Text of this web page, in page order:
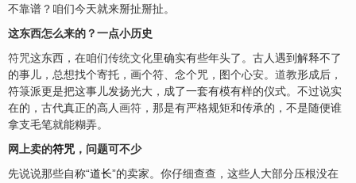
不靠谱？咱们今天就来掰扯掰扯。
这东西怎么来的？一点小历史
符咒这东西，在咱们传统文化里确实有些年头了。古人遇到解释不了
的事儿，总想找个寄托，画个符、念个咒，图个心安。 道教形成后，
符箓派更是把这事儿发扬光大，成了一套有模有样的仪式。不过说实
在的，古代真正的高人画符 ，那是有严格规矩和传承的，不是随便谁
拿支毛笔就能糊弄。
网上卖的符咒 ，问题可不少
先说说那些自称“道长”的卖家。你仔细查查，这些人大部分压根没在